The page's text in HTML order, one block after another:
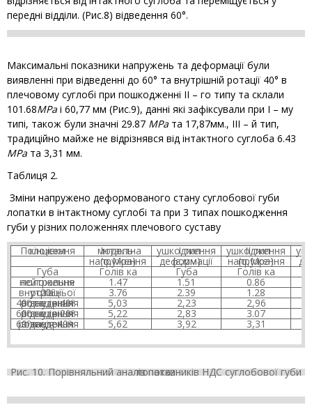
передні відділи. (Рис.8) відведення 60°.
Максимальні показники напружень та деформації були
виявленні при відведенні до 60° та внутрішній ротації 40° в
плечовому суглобі при пошкодженні II – го типу та склали
101.68МРа і 60,77 мм (Рис.9), данні які зафіксували при I – му
типі, також були значні 29.87 МРа та 17,87мм., III – й тип,
традиційно майже не відрізнявся від інтактного суглоба 6.43
МРа та 3,31 мм.
Таблиця 2.
Зміни напружено деформованого стану суглобової губи
лопатки в інтактному суглобі та при 3 типах пошкодження
губи у різних положеннях плечового суставу
Положення кінцівки
Інтактна модель I тип ушкодження II тип ушкодження III
напруження (σ,Мра) деформації (ε,мм) напруження (σ,Мра)
Губа Голів ка Губа Голів ка
нейтральне положення 1.47 1.51 0.86
20º внутрішньої ротації 3.76 2.39 1.28
відведення 40ºвнутрішня ротація 40º 5,03 2,23 2,96
відведення 60ºвнутрішня ротація 20º 5,22 2,83 3.07
відведення 60ºвнутрішня ротація 40º 5,62 3,92 3,31
Рис. 10. Порівняльний аналіз показників НДС суглобової губи лопатки